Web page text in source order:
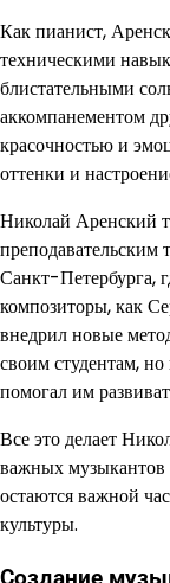
Как пианист,
техническими
блистательными
аккомпанементом
красочностью и
оттенки и
Николай Аренский
преподавательским
Санкт-Петербурга,
композиторы, как
внедрил новые
своим студентам,
помогал им
Все это делает
важных музыкантов
остаются важной
культуры.